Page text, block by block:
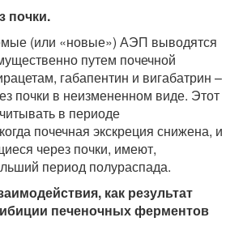
почки.
(или «новые») АЭП выводятся
путем почечной
габапентин и вигабатрин –
почки в неизмененном виде. Этот
в периоде
почечная экскреция снижена, и
через почки, имеют,
период полураспада.
как результат
печеночных ферментов